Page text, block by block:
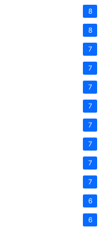
8
8
7
7
7
7
7
7
7
7
6
6